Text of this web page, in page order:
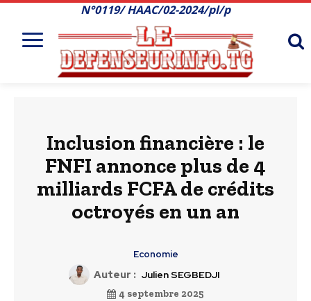
N°0119/ HAAC/02-2024/pl/p
Inclusion financière : le
FNFI annonce plus de 4
milliards FCFA de crédits
octroyés en un an
Economie
Auteur : Julien SEGBEDJI
4 septembre 2025